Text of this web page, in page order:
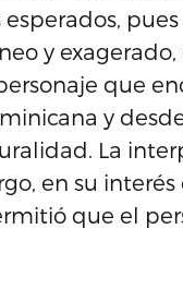
y
que
y
La
en su
que el